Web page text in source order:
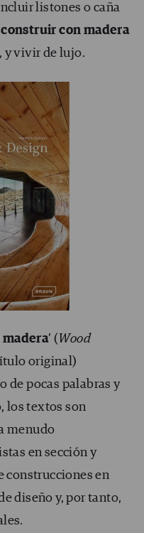
listones o caña
construir con madera
y vivir de lujo.
’ ( Wood
original)
de pocas palabras y
los textos son
menudo
en sección y
construcciones en
diseño y, por tanto,